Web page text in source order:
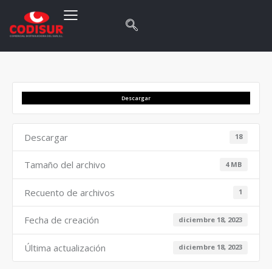
Descargar
Descargar 18
Tamaño del archivo 4 MB
Recuento de archivos 1
Fecha de creación diciembre 18, 2023
Última actualización diciembre 18, 2023